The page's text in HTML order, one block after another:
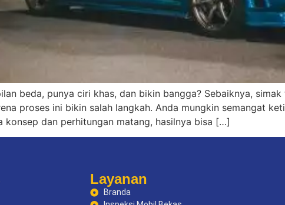
beda, punya ciri khas, dan bikin bangga? Sebaiknya,
proses ini bikin salah langkah. Anda mungkin semangat
konsep dan perhitungan matang, hasilnya bisa […]
Layanan
Branda